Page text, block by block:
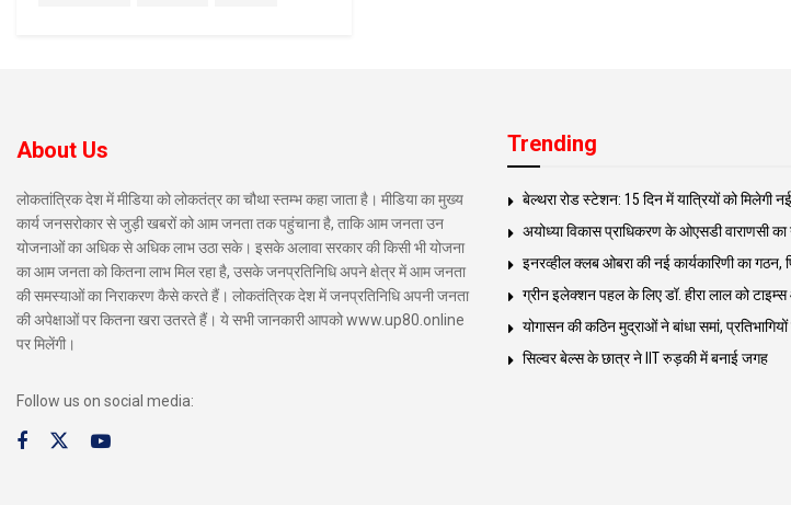
About Us
लोकतांत्रिक देश में मीडिया को लोकतंत्र का चौथा स्तम्भ कहा जाता है। मीडिया का मुख्य
कार्य जनसरोकार से जुड़ी खबरों को आम जनता तक पहुंचाना है, ताकि आम जनता उन
योजनाओं का अधिक से अधिक लाभ उठा सके। इसके अलावा सरकार की किसी भी योजना
का आम जनता को कितना लाभ मिल रहा है, उसके जनप्रतिनिधि अपने क्षेत्र में आम जनता
की समस्याओं का निराकरण कैसे करते हैं। लोकतंत्रिक देश में जनप्रतिनिधि अपनी जनता
की अपेक्षाओं पर कितना खरा उतरते हैं। ये सभी जानकारी आपको www.up80.online
पर मिलेंगी।
Follow us on social media:
Trending
बेल्थरा रोड स्टेशन: 15 दिन में यात्रियों को मिलेगी
अयोध्या विकास प्राधिकरण के ओएसडी वाराणसी
इनरव्हील क्लब ओबरा की नई कार्यकारिणी का गठन,
ग्रीन इलेक्शन पहल के लिए डॉ. हीरा लाल को
योगासन की कठिन मुद्राओं ने बांधा समां,
सिल्वर बेल्स के छात्र ने IIT रुड़की में बनाई जगह